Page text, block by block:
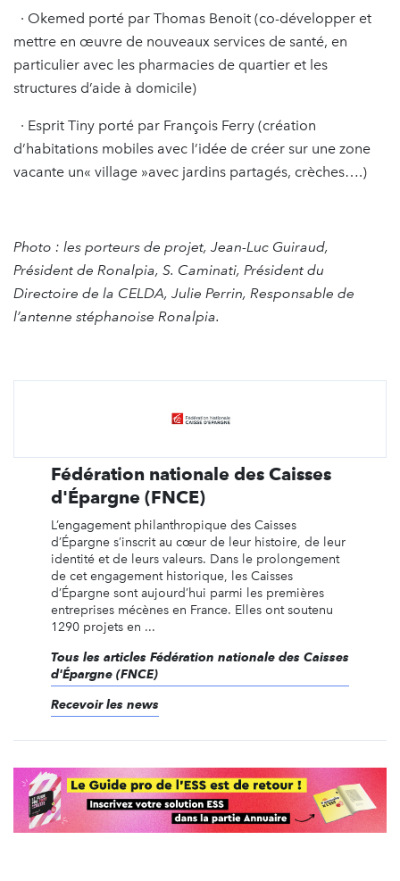
· Okemed porté par Thomas Benoit (co-développer et
mettre en œuvre de nouveaux services de santé, en
particulier avec les pharmacies de quartier et les
structures d’aide à domicile)
· Esprit Tiny porté par François Ferry (création
d’habitations mobiles avec l’idée de créer sur une zone
vacante un« village »avec jardins partagés, crèches….)
Photo : les porteurs de projet, Jean-Luc Guiraud,
Président de Ronalpia, S. Caminati, Président du
Directoire de la CELDA, Julie Perrin, Responsable de
l’antenne stéphanoise Ronalpia.
Fédération nationale des Caisses
d'Épargne (FNCE)
L’engagement philanthropique des Caisses
d’Épargne s’inscrit au cœur de leur histoire, de leur
identité et de leurs valeurs. Dans le prolongement
de cet engagement historique, les Caisses
d’Épargne sont aujourd’hui parmi les premières
entreprises mécènes en France. Elles ont soutenu
1290 projets en ...
Tous les articles Fédération nationale des Caisses
d'Épargne (FNCE)
Recevoir les news